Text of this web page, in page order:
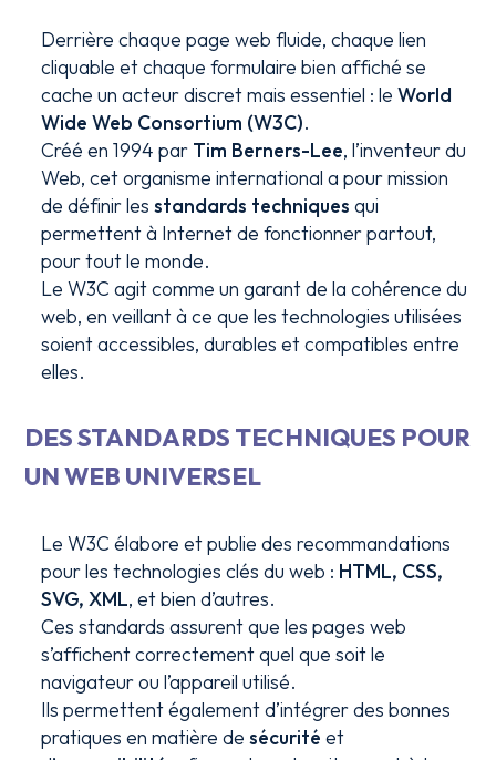
Derrière chaque page web fluide, chaque lien
cliquable et chaque formulaire bien affiché se
cache un acteur discret mais essentiel : leWorld
Wide Web Consortium (W3C).
Créé en 1994 par Tim Berners-Lee, l’inventeur du
Web, cet organisme international a pour mission
de définir lesstandards techniques qui
permettent à Internet de fonctionner partout,
pour tout le monde.
Le W3C agit comme un garant de la cohérence du
web, en veillant à ce que les technologies utilisées
soient accessibles, durables et compatibles entre
elles.
DES STANDARDS TECHNIQUES POUR
UN WEB UNIVERSEL
Le W3C élabore et publie des recommandations
pour les technologies clés du web : HTML, CSS,
SVG, XML, et bien d’autres.
Ces standards assurent que les pages web
s’affichent correctement quel que soit le
navigateur ou l’appareil utilisé.
Ils permettent également d’intégrer des bonnes
pratiques en matière desécurité et